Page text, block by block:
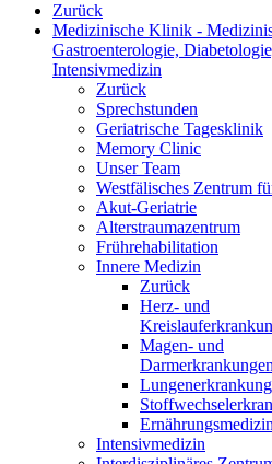
Zurück
Medizinische Klinik -
Gastroenterologie,
Intensivmedizin
Zurück
Sprechstunden
Geriatrische Tagesklinik
Memory Clinic
Unser Team
Westfälisches Zentrum
Akut-Geriatrie
Alterstraumazentrum
Frührehabilitation
Innere Medizin
Zurück
Herz- und
Magen- und
Darmerkrankungen
Ernährungsmedizin
Intensivmedizin